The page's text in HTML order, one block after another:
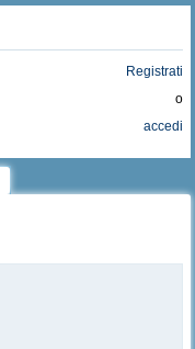
Registrati
o
accedi